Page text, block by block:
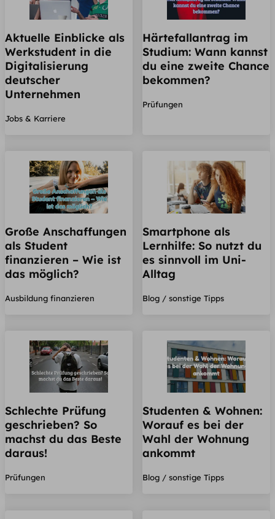
Aktuelle Einblicke als
Werkstudent in die
Digitalisierung
deutscher
Unternehmen
Jobs & Karriere
Härtefallantrag im
Studium: Wann kannst
du eine zweite Chance
bekommen?
Prüfungen
Große Anschaffungen
als Student
finanzieren – Wie ist
das möglich?
Ausbildung finanzieren
Smartphone als
Lernhilfe: So nutzt du
es sinnvoll im Uni-
Alltag
Blog / sonstige Tipps
Schlechte Prüfung
geschrieben? So
machst du das Beste
daraus!
Prüfungen
Studenten & Wohnen:
Worauf es bei der
Wahl der Wohnung
ankommt
Blog / sonstige Tipps